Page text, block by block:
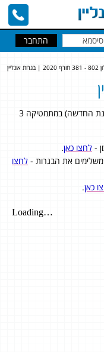
להלן טופס שאלון מספר 802 (שאלון 381 במתכונת החדשה) במתמטיקה 3
- לחצו כאן.
את הבגרות - לחצו
כאן.